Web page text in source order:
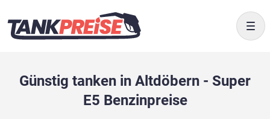
Günstig tanken in Altdöbern - Super
E5 Benzinpreise